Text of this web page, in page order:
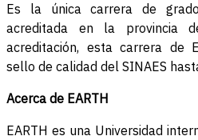
Es la única carrera de
acreditada en la provincia
acreditación, esta carrera de
sello de calidad del SINAES
Acerca de EARTH
EARTH es una Universidad